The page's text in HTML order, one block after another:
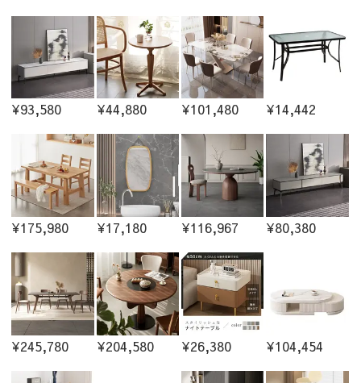
¥93,580 ¥44,880 ¥101,480 ¥14,442
¥175,980 ¥17,180 ¥116,967 ¥80,380
¥245,780 ¥204,580 ¥26,380 ¥104,454